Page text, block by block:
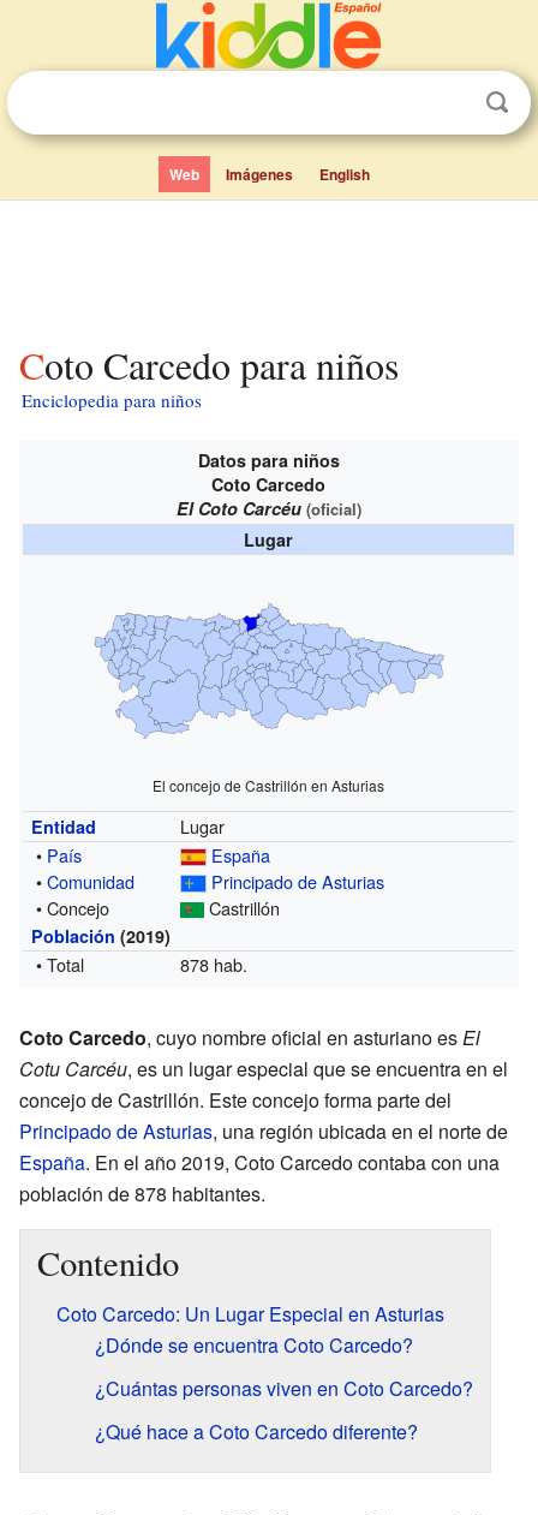
Web Imágenes English
Coto Carcedo para niños
Enciclopedia para niños
Datos para niños
Coto Carcedo
El Coto Carcéu (oficial)
Lugar
El concejo de Castrillón en Asturias
Entidad
Lugar
• País
España
•Comunidad
Principado de Asturias
• Concejo
Castrillón
Población (2019)
• Total 878 hab.
Coto Carcedo, cuyo nombre oficial en asturiano esEl
Cotu Carcéu, es un lugar especial que se encuentra en el
concejo de Castrillón. Este concejo forma parte del
Principado de Asturias, una región ubicada en el norte de
España. En el año 2019, Coto Carcedo contaba con una
población de 878 habitantes.
Contenido
Coto Carcedo: Un Lugar Especial en Asturias
¿Dónde se encuentra Coto Carcedo?
¿Cuántas personas viven en Coto Carcedo?
¿Qué hace a Coto Carcedo diferente?